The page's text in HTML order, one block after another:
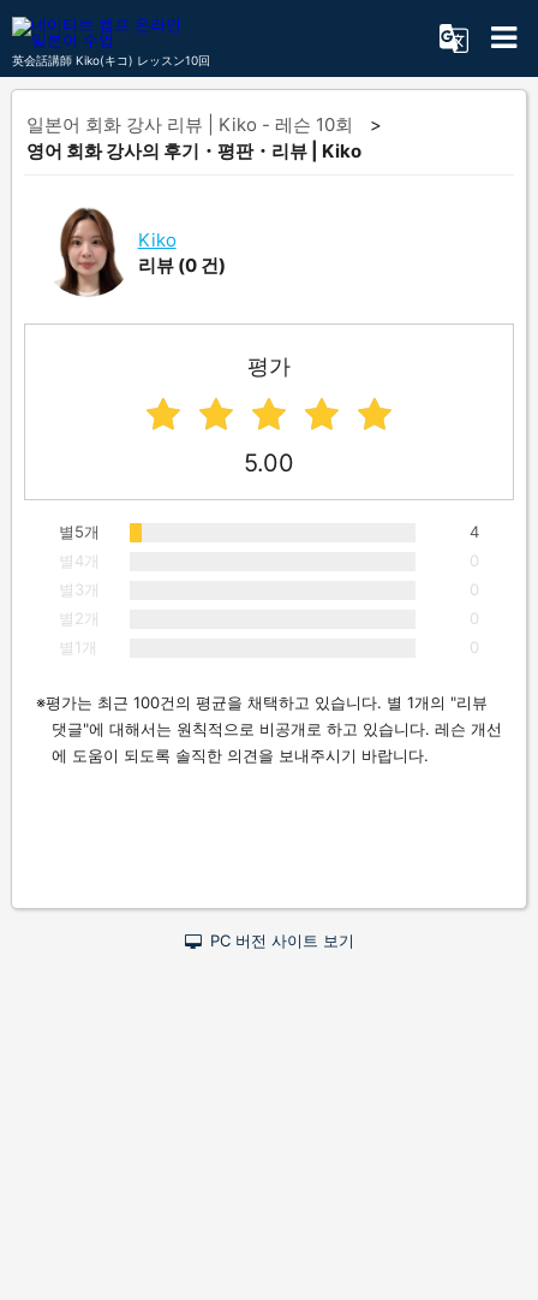
英会話講師 Kiko(キコ) レッスン10回
일본어 회화 강사 리뷰 | Kiko - 레슨 10회
영어 회화 강사의 후기・평판・리뷰 | Kiko
Kiko
리뷰 (0 건)
평가
5.00
별5개
4
별4개
0
별3개
0
별2개
0
별1개
0
평가는 최근 100건의 평균을 채택하고 있습니다. 별 1개의 "리뷰
댓글"에 대해서는 원칙적으로 비공개로 하고 있습니다. 레슨 개선
에 도움이 되도록 솔직한 의견을 보내주시기 바랍니다.
PC 버전 사이트 보기